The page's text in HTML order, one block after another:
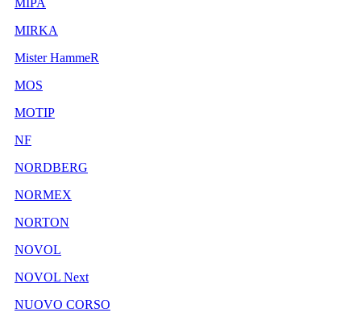
MIPA
MIRKA
Mister HammeR
MOS
MOTIP
NF
NORDBERG
NORMEX
NORTON
NOVOL
NOVOL Next
NUOVO CORSO